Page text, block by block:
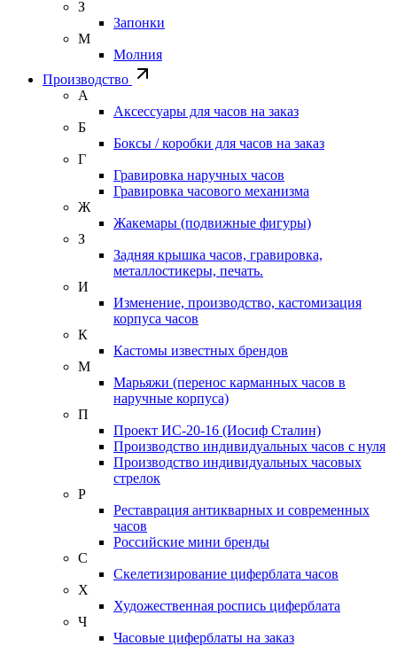
З
Запонки
М
Молния
Производство
А
Аксессуары для часов на заказ
Б
Боксы / коробки для часов на заказ
Г
Гравировка наручных часов
Гравировка часового механизма
Ж
Жакемары (подвижные фигуры)
З
Задняя крышка часов, гравировка,
металлостикеры, печать.
И
Изменение, производство, кастомизация
корпуса часов
К
Кастомы известных брендов
М
Марьяжи (перенос карманных часов в
наручные корпуса)
П
Проект ИС-20-16 (Иосиф Сталин)
Производство индивидуальных часов с нуля
Производство индивидуальных часовых
стрелок
Р
Реставрация антикварных и современных
часов
Российские мини бренды
С
Скелетизирование циферблата часов
Х
Художественная роспись циферблата
Ч
Часовые циферблаты на заказ